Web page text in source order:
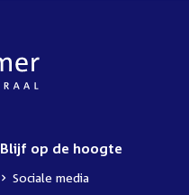
Blijf op de hoogte
Sociale media